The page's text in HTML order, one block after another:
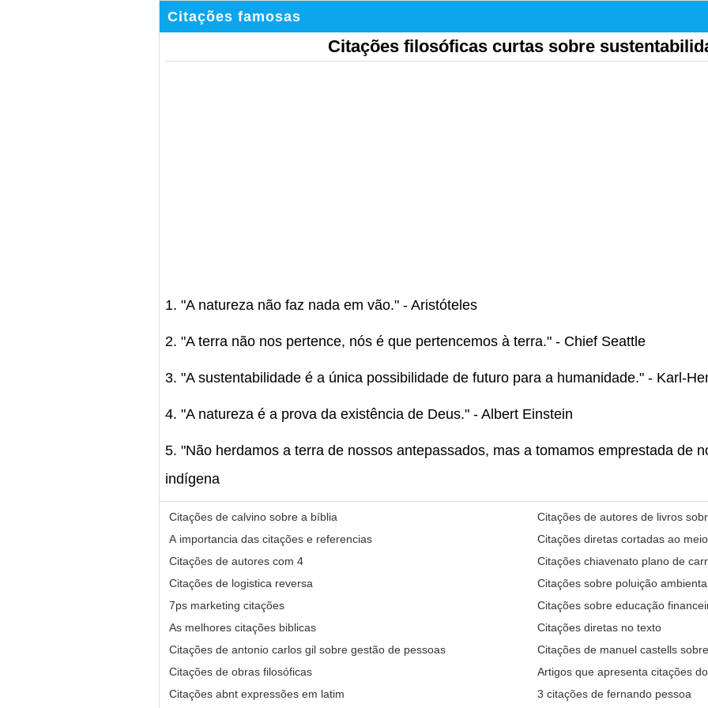
Citações famosas
Citações filosóficas curtas sobre
1. "A natureza não faz nada em vão." - Aristóteles
2. "A terra não nos pertence, nós é que pertencemos à terra." - Chief Seattle
3. "A sustentabilidade é a única possibilidade de futuro para a humanidade." - Karl-
4. "A natureza é a prova da existência de Deus." - Albert Einstein
5. "Não herdamos a terra de nossos antepassados, mas a tomamos emprestada de
indígena
Citações de calvino sobre a bíblia
A importancia das citações e referencias
Citações de autores com 4
Citações de logistica reversa
7ps marketing citações
As melhores citações biblicas
Citações de antonio carlos gil sobre gestão de pessoas
Citações de obras filosóficas
Citações abnt expressões em latim
Citações de autores de livros
Citações diretas cortadas ao meio
Citações chiavenato plano de
Citações sobre poluição
Citações sobre educação
Citações diretas no texto
Citações de manuel castells
Artigos que apresenta citações
3 citações de fernando pessoa